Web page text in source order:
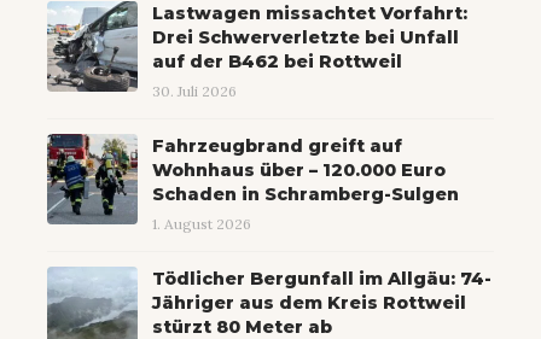
Lastwagen missachtet Vorfahrt:
Drei Schwerverletzte bei Unfall
auf der B462 bei Rottweil
30. Juli 2026
Fahrzeugbrand greift auf
Wohnhaus über – 120.000 Euro
Schaden in Schramberg-Sulgen
1. August 2026
Tödlicher Bergunfall im Allgäu: 74-
Jähriger aus dem Kreis Rottweil
stürzt 80 Meter ab